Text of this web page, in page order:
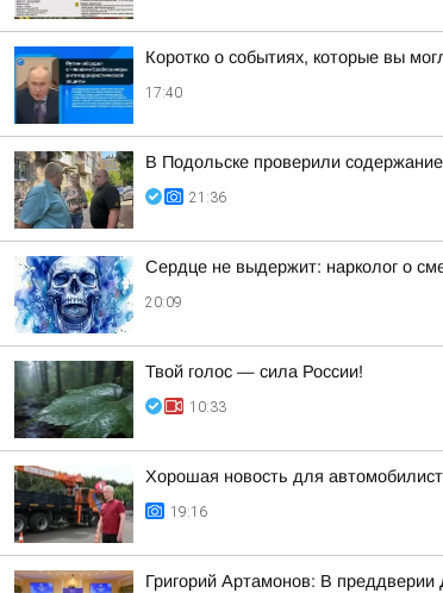
Коротко о событиях, которые вы
17:40
В Подольске проверили
21:36
Сердце не выдержит: нарколог о
20:09
Твой голос — сила России!
10:33
Хорошая новость для
19:16
Григорий Артамонов: В преддверии